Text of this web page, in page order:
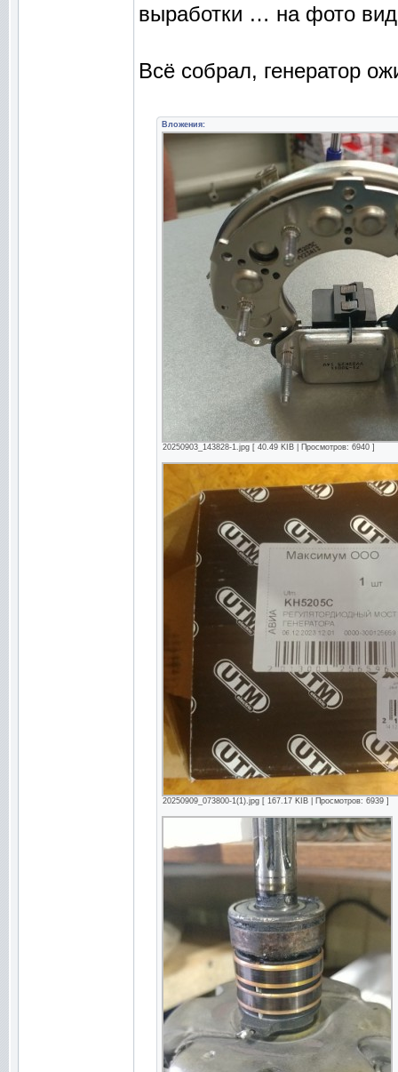
выработки … на фото
Всё собрал, генератор
Вложения:
20250903_143828-1.jpg [ 40.49 KIB | Просмотров: 6940 ]
20250909_073800-1(1).jpg [ 167.17 KIB | Просмотров: 6939 ]